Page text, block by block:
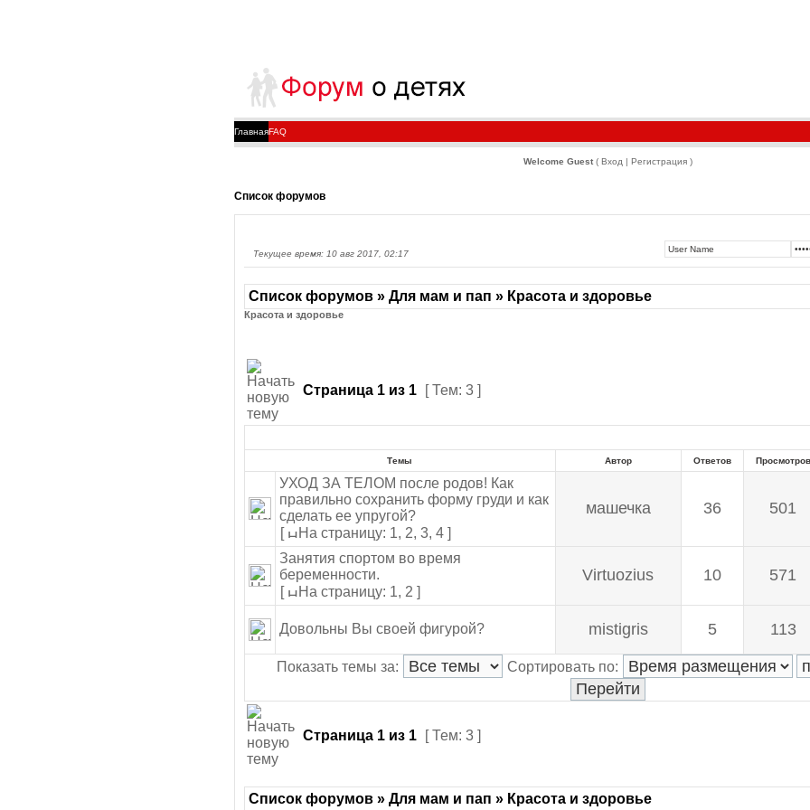
ГлавнаяFAQ
Welcome Guest( Вход | Регистрация )
Список форумов
Текущее время: 10 авг 2017, 02:17
Список форумов » Для мам и пап » Красота и здоровье
Красота и здоровье
Страница 1из 1 [ Тем: 3 ]
Темы Автор Ответов Просмотров
УХОД ЗА ТЕЛОМ после родов! Как
правильно сохранить форму груди и как
сделать ее упругой?
[
На страницу: 1, 2, 3, 4 ]
машечка 36 501
Занятия спортом во время
беременности.
[
На страницу: 1, 2 ]
Virtuozius 10 571
Довольны Вы своей фигурой? mistigris 5 113
Показать темы за: Сортировать по:
Страница 1из 1 [ Тем: 3 ]
Список форумов » Для мам и пап » Красота и здоровье